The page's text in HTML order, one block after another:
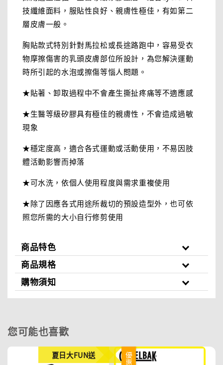
技纖維面料，服貼性良好、親膚性極佳，有如第二
層皮膚一般。
胸貼款式特別針對馬拉松或長途路跑中，容易受衣
物摩擦傷害的乳頭皮膚部位所設計，為您解決運動
時所引起的水泡或擦傷等惱人問題。
★貼著、卸取過程中不會產生撕扯疼痛等不適應感
★生醫等級矽膠具有極佳的親膚性，不會造成過敏
現象
★穩定度高，適合各式運動或活動使用，不易因肢
體活動影響而掉落
★可水洗，依個人使用程度與需求重複使用
★除了因應各式用途所裁切的預設造型外，也可依
照您所需的大小自行修剪使用
商品特色
商品規格
購物須知
您可能也喜歡
夏日大FUN送 優惠